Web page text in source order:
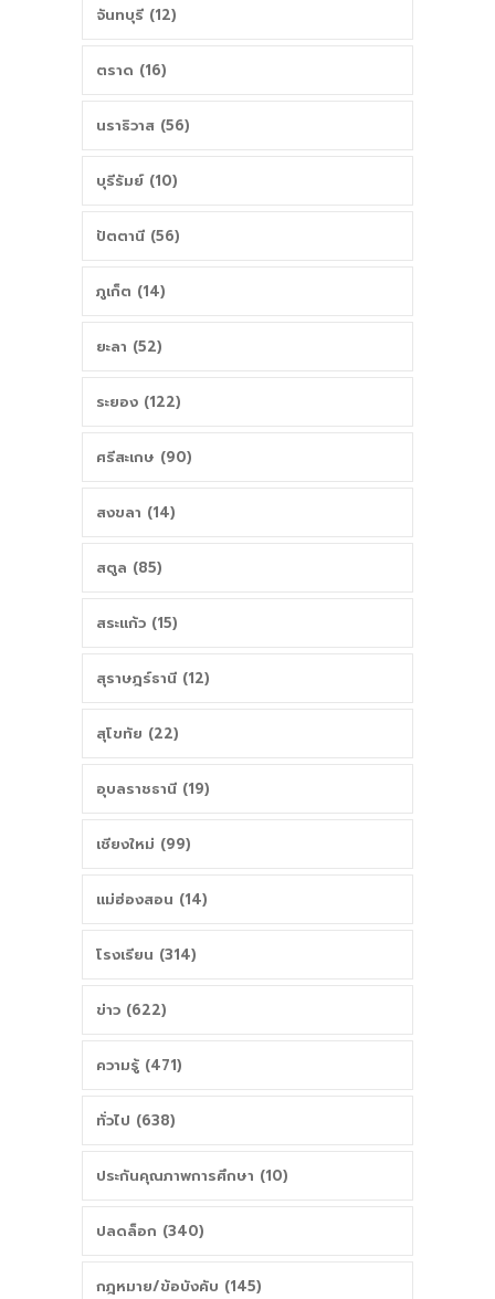
จันทบุรี (12)
ตราด (16)
นราธิวาส (56)
บุรีรัมย์ (10)
ปัตตานี (56)
ภูเก็ต (14)
ยะลา (52)
ระยอง (122)
ศรีสะเกษ (90)
สงขลา (14)
สตูล (85)
สระแก้ว (15)
สุราษฎร์ธานี (12)
สุโขทัย (22)
อุบลราชธานี (19)
เชียงใหม่ (99)
แม่ฮ่องสอน (14)
โรงเรียน (314)
ข่าว (622)
ความรู้ (471)
ทั่วไป (638)
ประกันคุณภาพการศึกษา (10)
ปลดล็อก (340)
กฎหมาย/ข้อบังคับ (145)